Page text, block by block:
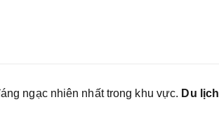
ngạc nhiên nhất trong khu vực. Du lịch